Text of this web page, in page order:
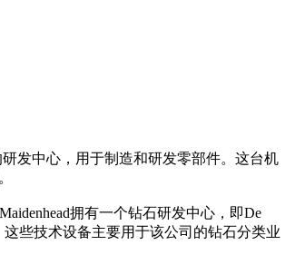
研发中心，用于制造和研发零部件。这台机
拥有一个钻石研发中心，即De
些技术设备主要用于该公司的钻石分类业